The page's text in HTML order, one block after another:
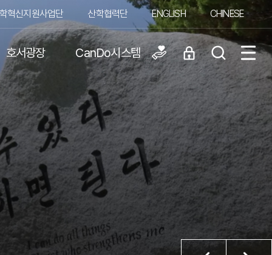
혁신지원사업단 산학협력단 ENGLISH CHINESE
호서광장 CanDo시스템